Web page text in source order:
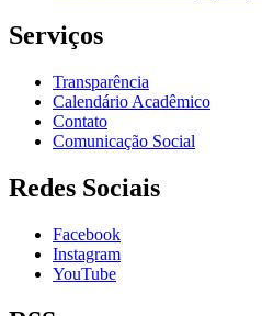
Serviços
Transparência
Calendário Acadêmico
Contato
Comunicação Social
Redes Sociais
Facebook
Instagram
YouTube